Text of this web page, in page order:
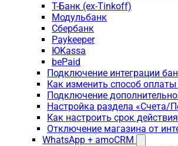
Т-Банк (ex-Tinkoff)
Модульбанк
Сбербанк
Paykeeper
ЮKassa
bePaid
Подключение интеграции
Как изменить способ
Подключение
Настройка раздела «Счета/
Как настроить срок
Отключение магазина от
WhatsApp + amoCRM